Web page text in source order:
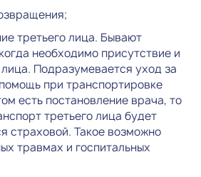
третьего лица. Бывают
необходимо присутствие и
Подразумевается уход за
при транспортировке
есть постановление врача, то
третьего лица будет
страховой. Такое возможно
травмах и госпитальных